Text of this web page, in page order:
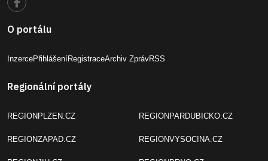
O portálu
InzercePřihlášeníRegistraceArchiv ZprávRSS
Regionální portály
REGIONPLZEN.CZ
REGIONZAPAD.CZ
REGIONPARDUBICKO.CZ
REGIONVYSOCINA.CZ